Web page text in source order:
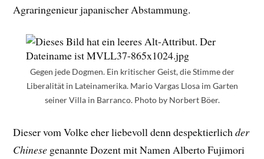
Agraringenieur japanischer Abstammung.
Gegen jede Dogmen. Ein kritischer Geist, die Stimme der
Liberalität in Lateinamerika. Mario Vargas Llosa im Garten
seiner Villa in Barranco. Photo by Norbert Böer.
Dieser vom Volke eher liebevoll denn despektierlichder
Chinese genannte Dozent mit Namen Alberto Fujimori